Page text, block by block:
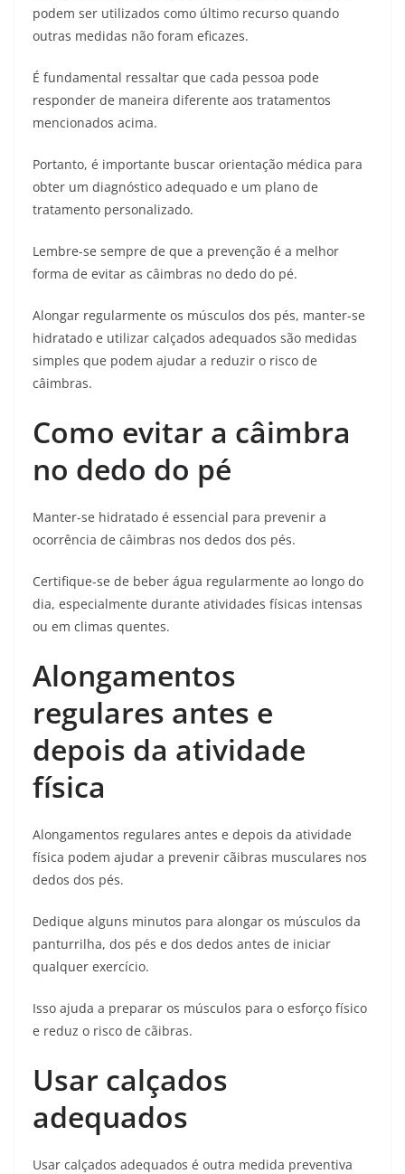
podem ser utilizados como último recurso quando
outras medidas não foram eficazes.
É fundamental ressaltar que cada pessoa pode
responder de maneira diferente aos tratamentos
mencionados acima.
Portanto, é importante buscar orientação médica para
obter um diagnóstico adequado e um plano de
tratamento personalizado.
Lembre-se sempre de que a prevenção é a melhor
forma de evitar as câimbras no dedo do pé.
Alongar regularmente os músculos dos pés, manter-se
hidratado e utilizar calçados adequados são medidas
simples que podem ajudar a reduzir o risco de
câimbras.
Como evitar a câimbra
no dedo do pé
Manter-se hidratado é essencial para prevenir a
ocorrência de câimbras nos dedos dos pés.
Certifique-se de beber água regularmente ao longo do
dia, especialmente durante atividades físicas intensas
ou em climas quentes.
Alongamentos
regulares antes e
depois da atividade
física
Alongamentos regulares antes e depois da atividade
física podem ajudar a prevenir cãibras musculares nos
dedos dos pés.
Dedique alguns minutos para alongar os músculos da
panturrilha, dos pés e dos dedos antes de iniciar
qualquer exercício.
Isso ajuda a preparar os músculos para o esforço físico
e reduz o risco de cãibras.
Usar calçados
adequados
Usar calçados adequados é outra medida preventiva